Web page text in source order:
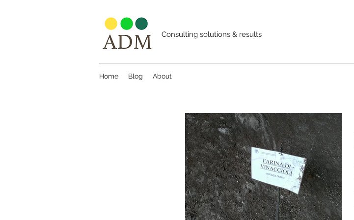
Consulting solutions & results
Home Blog About